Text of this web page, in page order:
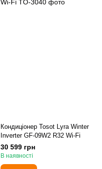
Кондиціонер Tosot Lyra Winter
Inverter GF-09W2 R32 Wi-Fi
30 599 грн
В наявності